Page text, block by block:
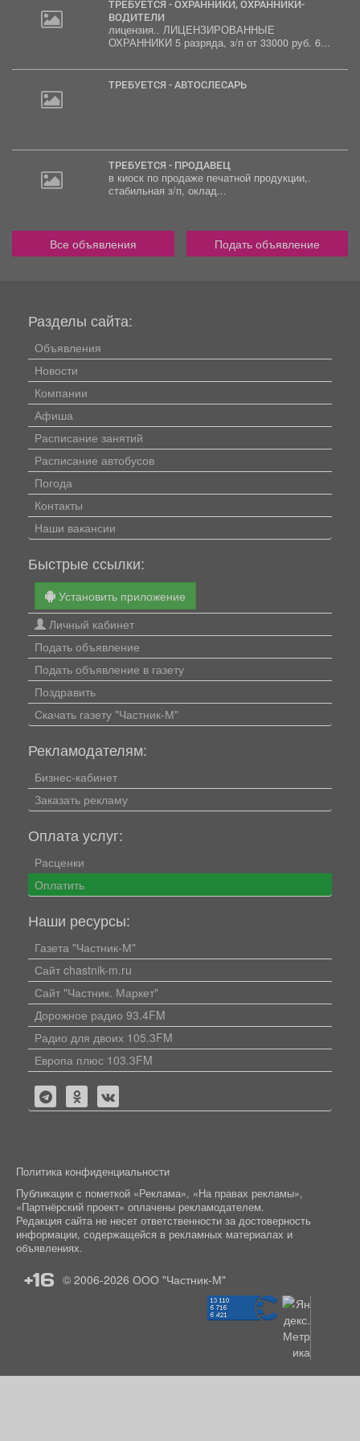
ТРЕБУЕТСЯ - ОХРАННИКИ, ОХРАННИКИ-
ВОДИТЕЛИ
лицензия.. ЛИЦЕНЗИРОВАННЫЕ
ОХРАННИКИ 5 разряда, з/п от 33000 руб. 6...
ТРЕБУЕТСЯ - АВТОСЛЕСАРЬ
ТРЕБУЕТСЯ - ПРОДАВЕЦ
в киоск по продаже печатной продукции,.
стабильная з/п, оклад...
Все объявления Подать объявление
Разделы сайта:
Объявления
Новости
Компании
Афиша
Расписание занятий
Расписание автобусов
Погода
Контакты
Наши вакансии
Быстрые ссылки:
Установить приложение
Личный кабинет
Подать объявление
Подать объявление в газету
Поздравить
Скачать газету "Частник-М"
Рекламодателям:
Бизнес-кабинет
Заказать рекламу
Оплата услуг:
Расценки
Оплатить
Наши ресурсы:
Газета "Частник-М"
Сайт chastnik-m.ru
Сайт "Частник. Маркет"
Дорожное радио 93.4FM
Радио для двоих 105.3FM
Европа плюс 103.3FM
Политика конфиденциальности
Публикации с пометкой «Реклама», «На правах рекламы»,
«Партнёрский проект» оплачены рекламодателем.
Редакция сайта не несет ответственности за достоверность
информации, содержащейся в рекламных материалах и
объявлениях.
+16 © 2006-2026 ООО "Частник-М"